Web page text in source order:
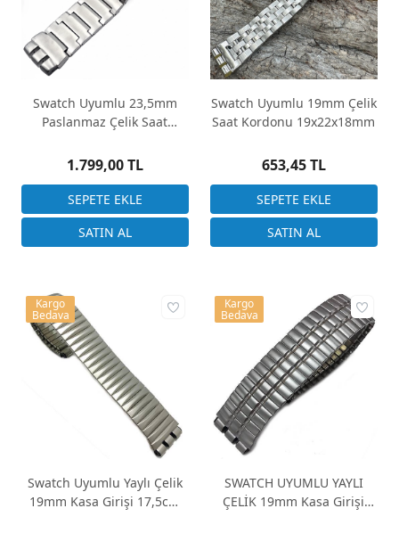
Swatch Uyumlu 23,5mm
Paslanmaz Çelik Saat
1.799,00 TL
Swatch Uyumlu 19mm Çelik
Saat Kordonu 19x22x18mm
653,45 TL
Swatch Uyumlu Yaylı Çelik
19mm Kasa Girişi 17,5cm
Kargo
Bedava
SWATCH UYUMLU YAYLI
ÇELİK 19mm Kasa Girişi
Kargo
Bedava